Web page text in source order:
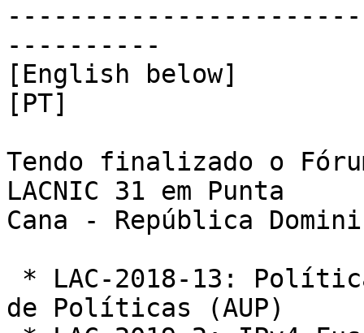
----------
[English below]
[PT]
Tendo finalizado o
LACNIC 31 em Punta
Cana - República
de Políticas (AUP)